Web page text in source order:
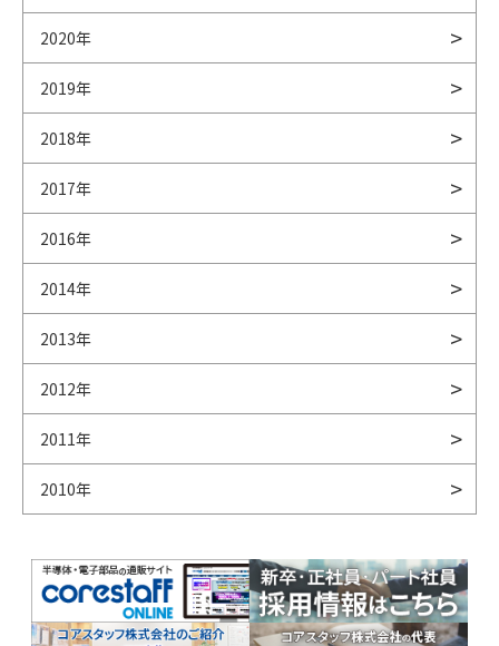
2020年
2019年
2018年
2017年
2016年
2014年
2013年
2012年
2011年
2010年